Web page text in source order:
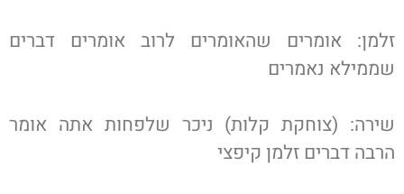
זלמן: אומרים שהאומרים לרוב אומרים דברים
שממילא נאמרים
שירה: (צוחקת קלות) ניכר שלפחות אתה אומר
הרבה דברים זלמן קיפצי